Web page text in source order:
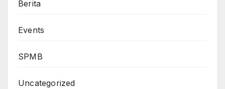
Berita
Events
SPMB
Uncategorized